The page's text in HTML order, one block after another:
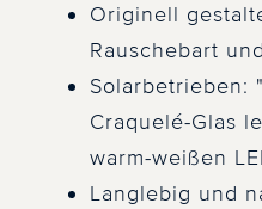
Originell
Rauschebart
Solarbetrieben:
Craquelé-Glas
warm-weißen
Langlebig und